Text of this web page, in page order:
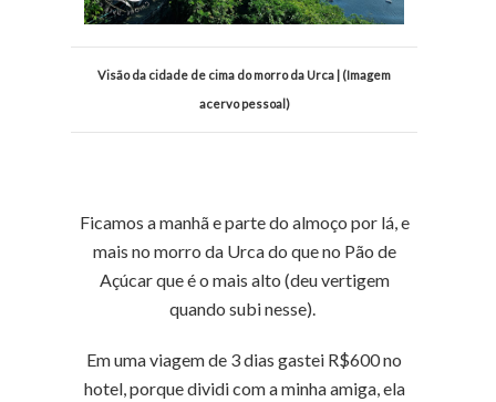
Visão da cidade de cima do morro da Urca | (Imagem
acervo pessoal)
Ficamos a manhã e parte do almoço por lá, e
mais no morro da Urca do que no Pão de
Açúcar que é o mais alto (deu vertigem
quando subi nesse).
Em uma viagem de 3 dias gastei R$600 no
hotel, porque dividi com a minha amiga, ela